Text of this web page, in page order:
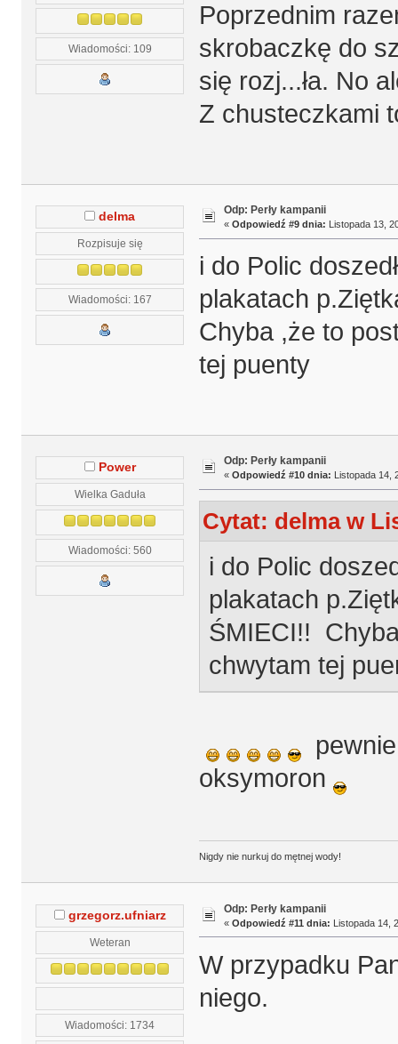
Wiadomości: 109
Poprzednim
skrobaczkę do
się rozj...ła. No
Z chusteczkami
delma
Rozpisuje się
Wiadomości: 167
Odp: Perły kampanii
« Odpowiedź #9 dnia: Listopada 13,
i do Polic
plakatach
Chyba ,że to
tej puenty
Power
Wielka Gaduła
Wiadomości: 560
Odp: Perły kampanii
« Odpowiedź #10 dnia: Listopada 14,
Cytat: delma w
i do Polic
plakatach
ŚMIECI!!
chwytam tej
oksymoron
Nigdy nie nurkuj do mętnej wody!
grzegorz.ufniarz
Weteran
Wiadomości: 1734
Odp: Perły kampanii
« Odpowiedź #11 dnia: Listopada 14,
W przypadku
niego.